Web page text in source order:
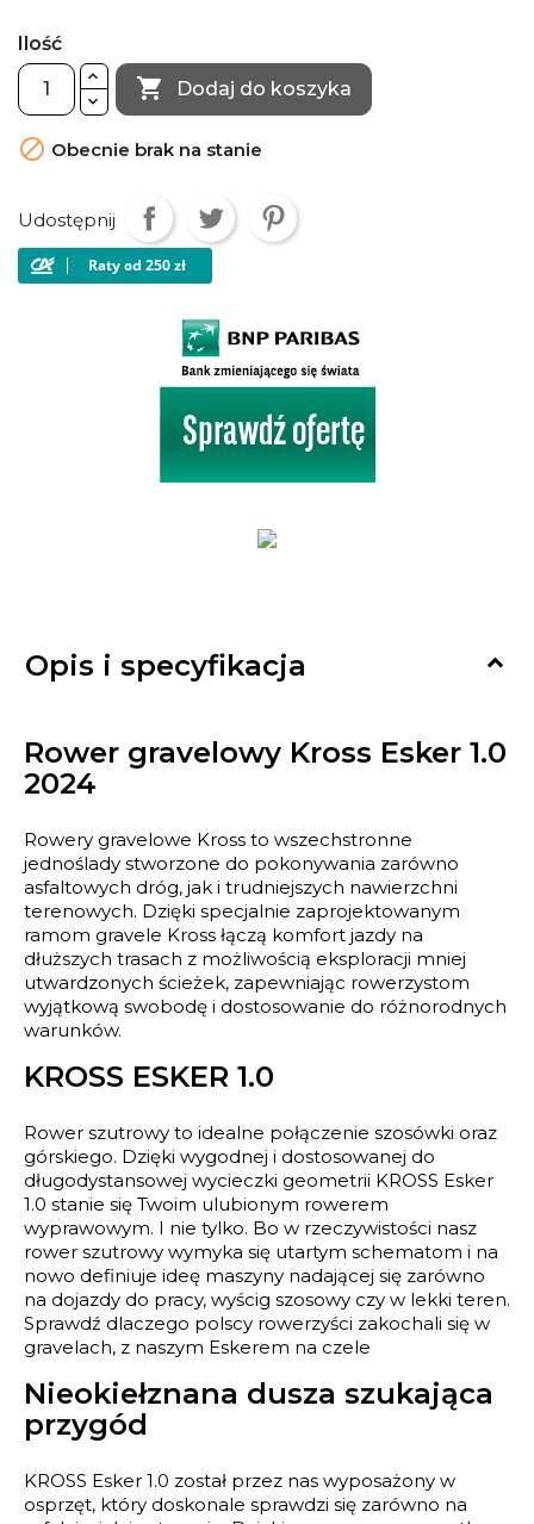
Ilość
 Dodaj do koszyka
 Obecnie brak na stanie
Udostępnij
Opis i specyfikacja 
Rower gravelowy Kross Esker 1.0
2024
Rowery gravelowe Kross to wszechstronne
jednoślady stworzone do pokonywania zarówno
asfaltowych dróg, jak i trudniejszych nawierzchni
terenowych. Dzięki specjalnie zaprojektowanym
ramom gravele Kross łączą komfort jazdy na
dłuższych trasach z możliwością eksploracji mniej
utwardzonych ścieżek, zapewniając rowerzystom
wyjątkową swobodę i dostosowanie do różnorodnych
warunków.
KROSS ESKER 1.0
Rower szutrowy to idealne połączenie szosówki oraz
górskiego. Dzięki wygodnej i dostosowanej do
długodystansowej wycieczki geometrii KROSS Esker
1.0 stanie się Twoim ulubionym rowerem
wyprawowym. I nie tylko. Bo w rzeczywistości nasz
rower szutrowy wymyka się utartym schematom i na
nowo definiuje ideę maszyny nadającej się zarówno
na dojazdy do pracy, wyścig szosowy czy w lekki teren.
Sprawdź dlaczego polscy rowerzyści zakochali się w
gravelach, z naszym Eskerem na czele
Nieokiełznana dusza szukająca
przygód
KROSS Esker 1.0 został przez nas wyposażony w
osprzęt, który doskonale sprawdzi się zarówno na